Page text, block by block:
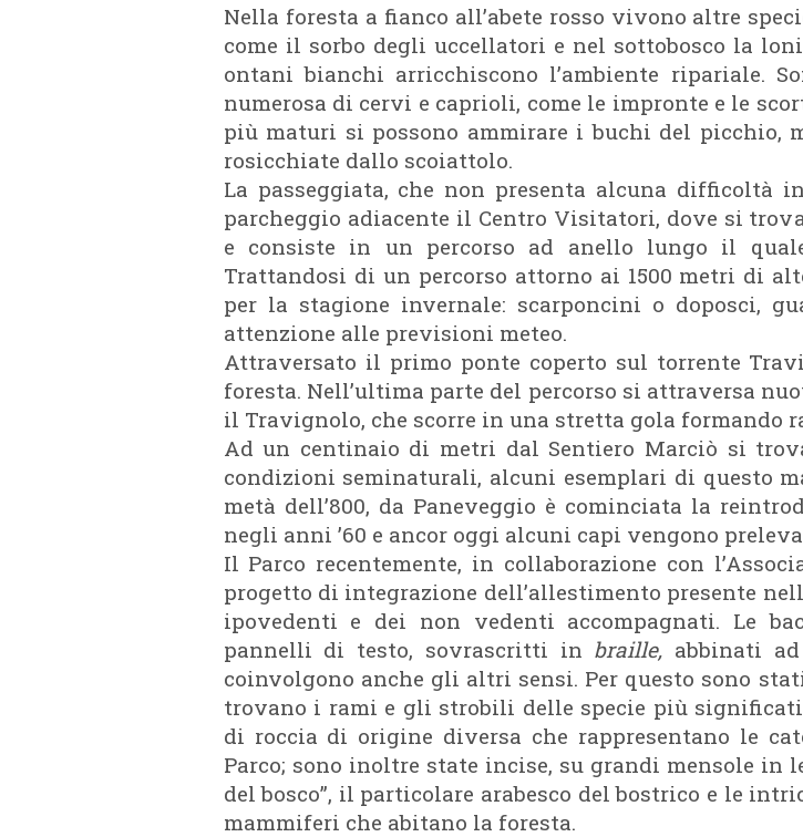
Nella foresta a fianco all’abete rosso vivono altre
come il sorbo degli uccellatori e nel sottobosco la
ontani bianchi arricchiscono l’ambiente ripariale.
numerosa di cervi e caprioli, come le impronte e le
più maturi si possono ammirare i buchi del picchio,
rosicchiate dallo scoiattolo.
La passeggiata, che non presenta alcuna difficoltà
parcheggio adiacente il Centro Visitatori, dove si
e consiste in un percorso ad anello lungo il
Trattandosi di un percorso attorno ai 1500 metri di
per la stagione invernale: scarponcini o doposci,
attenzione alle previsioni meteo.
Attraversato il primo ponte coperto sul torrente
foresta. Nell’ultima parte del percorso si attraversa
il Travignolo, che scorre in una stretta gola formando
Ad un centinaio di metri dal Sentiero Marciò si
condizioni seminaturali, alcuni esemplari di questo
metà dell’800, da Paneveggio è cominciata la
negli anni ’60 e ancor oggi alcuni capi vengono
Il Parco recentemente, in collaborazione con
progetto di integrazione dell’allestimento presente
ipovedenti e dei non vedenti accompagnati. Le
pannelli di testo, sovrascritti in braille, abbinati
coinvolgono anche gli altri sensi. Per questo sono
trovano i rami e gli strobili delle specie più
di roccia di origine diversa che rappresentano le
Parco; sono inoltre state incise, su grandi mensole
del bosco”, il particolare arabesco del bostrico e le
mammiferi che abitano la foresta.